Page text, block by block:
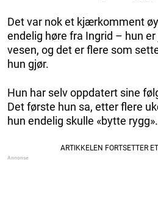
Det var nok et kjærkomment
endelig høre fra Ingrid – hun
vesen, og det er flere som
hun gjør.
Hun har selv oppdatert sine
Det første hun sa, etter flere
hun endelig skulle «bytte rygg».